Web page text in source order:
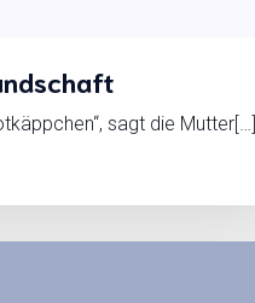
sagt die Mutter[…]